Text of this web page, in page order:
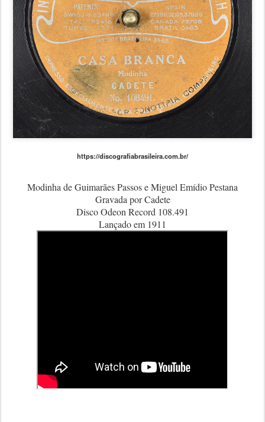
https://discografiabrasileira.com.br/
Modinha de Guimarães Passos e Miguel Emídio Pestana
Gravada por Cadete
Disco Odeon Record 108.491
Lançado em 1911